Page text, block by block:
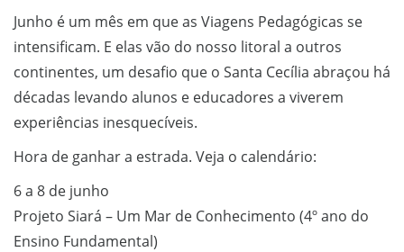
Junho é um mês em que as Viagens Pedagógicas se
intensificam. E elas vão do nosso litoral a outros
continentes, um desafio que o Santa Cecília abraçou há
décadas levando alunos e educadores a viverem
experiências inesquecíveis.
Hora de ganhar a estrada. Veja o calendário:
6 a 8 de junho
Projeto Siará – Um Mar de Conhecimento (4º ano do
Ensino Fundamental)